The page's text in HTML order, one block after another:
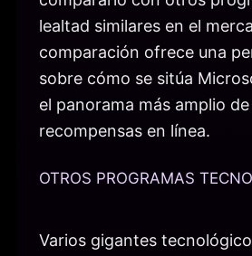
lealtad similares en el
comparación ofrece una
sobre cómo se sitúa
el panorama más amplio de
recompensas en línea.
OTROS PROGRAMAS
Varios gigantes